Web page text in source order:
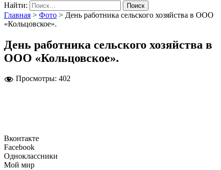
Найти:
Главная > Фото > День работника сельского хозяйства в ООО
«Кольцовское».
День работника сельского хозяйства в
ООО «Кольцовское».
Просмотры: 402
Вконтакте
Facebook
Одноклассники
Мой мир